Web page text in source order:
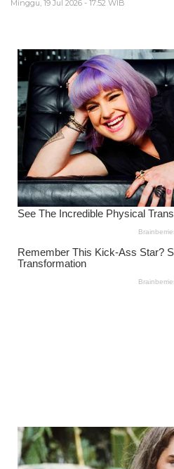
Minggu, 19 Jul 2026 - 17:52 WIB